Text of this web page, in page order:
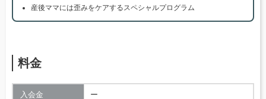
産後ママには歪みをケアするスペシャルプログラム
料金
入会金 ー